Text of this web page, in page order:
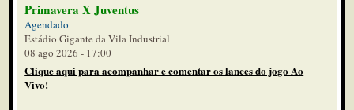
Primavera X Juventus
Agendado
Estádio Gigante da Vila Industrial
08 ago 2026 - 17:00
Clique aqui para acompanhar e comentar os lances do jogo Ao
Vivo!